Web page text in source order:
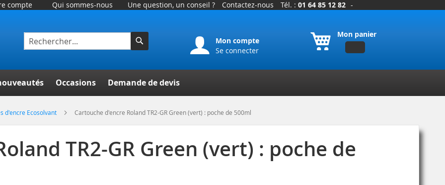
compte Qui sommes-nous Une question, un conseil ? Contactez-nous Tél. : 01 64 85 12 82 -
Mon panier
Mon compte
Se connecter
Occasions Demande de devis
d'encre Ecosolvant Cartouche d'encre Roland TR2-GR Green (vert) : poche de 500ml
TR2-GR Green (vert) : poche de